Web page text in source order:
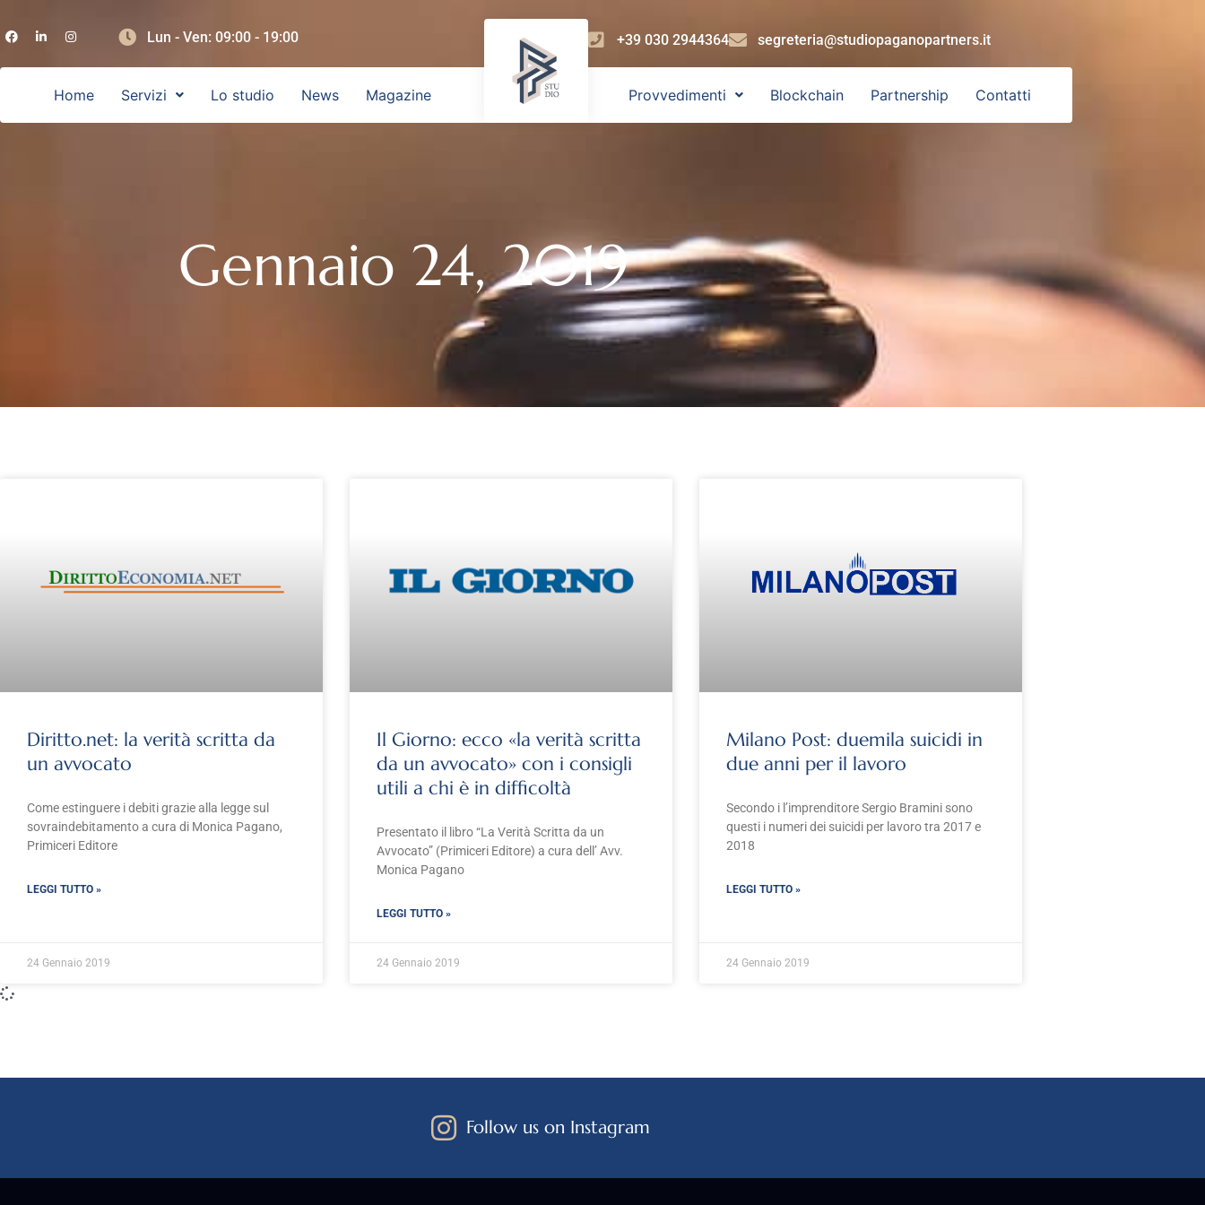
Lun - Ven: 09:00 - 19:00
Home Servizi Lo studio News Magazine
+39 030 2944364 segreteria@studiopaganopartners.it
Provvedimenti Blockchain Partnership Contatti
Gennaio 24, 2019
Diritto.net: la verità scritta da
un avvocato
Come estinguere i debiti grazie alla legge sul
sovraindebitamento a cura di Monica Pagano,
Primiceri Editore
LEGGI TUTTO »
24 Gennaio 2019
Il Giorno: ecco «la verità scritta
da un avvocato» con i consigli
utili a chi è in difficoltà
Presentato il libro “La Verità Scritta da un
Avvocato” (Primiceri Editore) a cura dell’ Avv.
Monica Pagano
LEGGI TUTTO »
24 Gennaio 2019
Milano Post: duemila suicidi in
due anni per il lavoro
Secondo i l’imprenditore Sergio Bramini sono
questi i numeri dei suicidi per lavoro tra 2017 e
2018
LEGGI TUTTO »
24 Gennaio 2019
Follow us on Instagram